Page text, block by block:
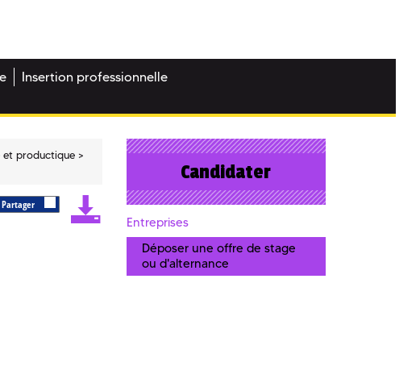
Insertion professionnelle
et productique
Partager
Candidater
Entreprises
Déposer une offre de stage
ou d'alternance